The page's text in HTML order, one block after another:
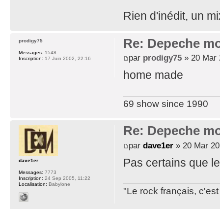
Rien d'inédit, un
Re: Depeche
par prodigy75» 20 Mar
home made
69 show since 1990
prodigy75
Messages: 1548
Inscription: 17 Juin 2002, 22:16
Re: Depeche
par dave1er» 20 Mar
Pas certains que
"Le rock français,
dave1er
Messages: 7773
Inscription: 24 Sep 2005, 11:22
Localisation: Babylone